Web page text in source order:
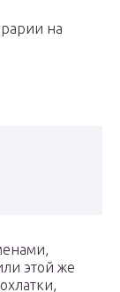
на
этой же